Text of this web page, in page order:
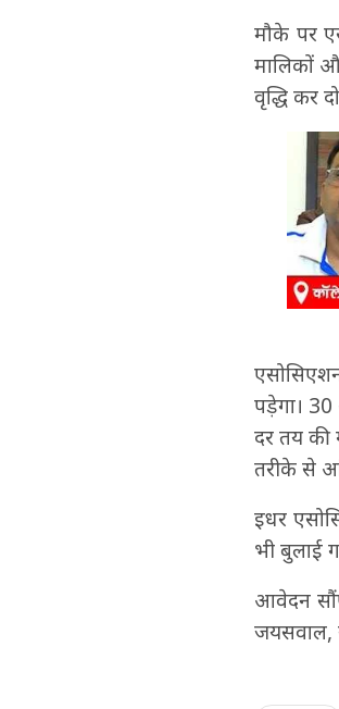
मौके पर
मालिकों
वृद्धि कर
पड़ेगा। 30
दर तय की
तरीके से
इधर
भी बुलाई
आवेदन
जयसवाल,